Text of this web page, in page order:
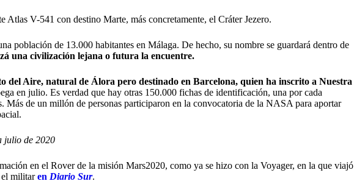
V-541 con destino Marte, más concretamente, el Cráter Jezero.
población de 13.000 habitantes en Málaga. De hecho, su nombre se guardará dentro de
una civilización lejana o futura la encuentre.
del Aire, natural de Álora pero destinado en Barcelona, quien ha inscrito a Nuestra
en julio. Es verdad que hay otras 150.000 fichas de identificación, una por cada
Más de un millón de personas participaron en la convocatoria de la NASA para aportar
julio de 2020
en el Rover de la misión Mars2020, como ya se hizo con la Voyager, en la que viajó
el militaren Diario Sur.